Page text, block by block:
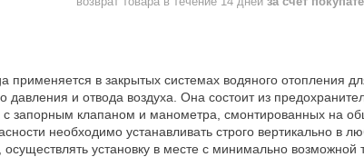
применяется в закрытых системах водяного отопления
давления и отвода воздуха. Она состоит из
с запорным клапаном и манометра, смонтированных на
необходимо устанавливать строго вертикально в
установку в месте с минимально возможной